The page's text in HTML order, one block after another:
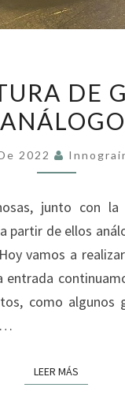
DE
GRANO
ANÁLOGO
CÁRNICO
DE
2022
junto con
partir de ellos
vamos a
como algunos
LEER MÁS